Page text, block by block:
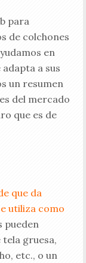
para
de colchones
en
a sus
un resumen
del mercado
que es de
que da
utiliza como
pueden
gruesa,
etc., o un